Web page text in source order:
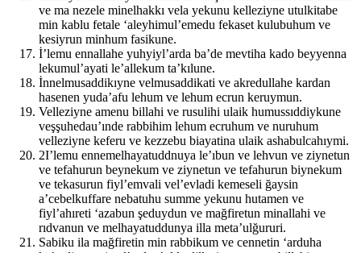
ve ma nezele minelhakkı vela yekunu kelleziyne utulkitabe
min kablu fetale ‘aleyhimul’emedu fekaset kulubuhum ve
kesiyrun minhum fasikune.
İ’lemu ennallahe yuhyiyl’arda ba’de mevtiha kado beyyenna
lekumul’ayati le’allekum ta’kılune.
İnnelmusaddikıyne velmusaddikati ve akredullahe kardan
hasenen yuda’afu lehum ve lehum ecrun keruymun.
Velleziyne amenu billahi ve rusulihi ulaik humussıddiykune
veşşuhedau’ınde rabbihim lehum ecruhum ve nuruhum
velleziyne keferu ve kezzebu biayatina ulaik ashabulcahıymi.
2I’lemu ennemelhayatuddnuya le’ıbun ve lehvun ve ziynetun
ve tefahurun beynekum ve ziynetun ve tefahurun biynekum
ve tekasurun fiyl’emvali vel’evladi kemeseli ğaysin
a’cebelkuffare nebatuhu summe yekunu hutamen ve
fiyl’ahıreti ‘azabun şeduydun ve mağfiretun minallahi ve
rıdvanun ve melhayatuddunya illa meta’ulğururi.
Sabiku ila mağfiretin min rabbikum ve cennetin ‘arduha